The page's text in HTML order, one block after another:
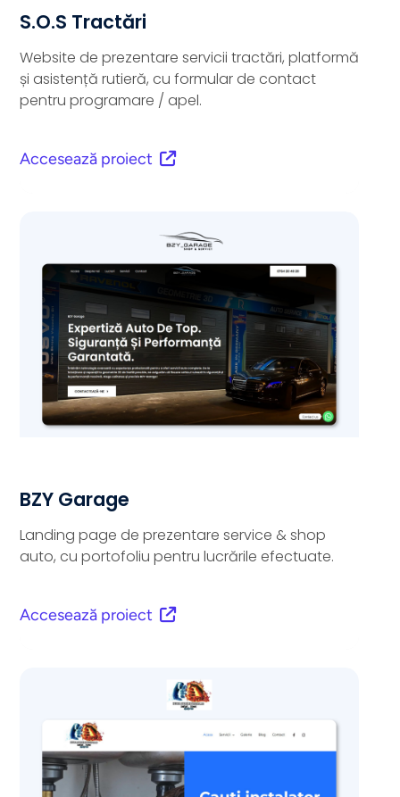
S.O.S Tractări
Website de prezentare servicii tractări, platformă
și asistență rutieră, cu formular de contact
pentru programare / apel.
Accesează proiect
BZY Garage
Landing page de prezentare service & shop
auto, cu portofoliu pentru lucrările efectuate.
Accesează proiect